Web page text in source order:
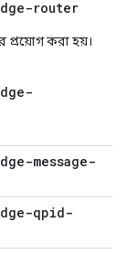
router
প্রয়োগ করা হয়।
message-
qpid-